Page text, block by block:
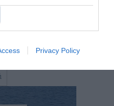
Privacy Policy
την πολύτιµη βοήθειά τους.
Aλιέων Φλώρινας